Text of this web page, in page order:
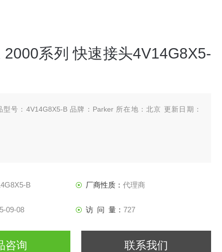
2000系列 快速接头4V14G8X5-
型号：4V14G8X5-B 品牌：Parker 所在地：北京 更新日期：
B 厂商性质： 代理商
09-08 访 问 量： 727
咨询 联系我们